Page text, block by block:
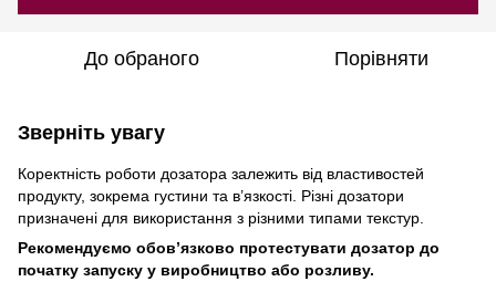
До обраного Порівняти
Зверніть увагу
Коректність роботи дозатора залежить від властивостей
продукту, зокрема густини та в’язкості. Різні дозатори
призначені для використання з різними типами текстур.
Рекомендуємо обов’язково протестувати дозатор до
початку запуску у виробництво або розливу.